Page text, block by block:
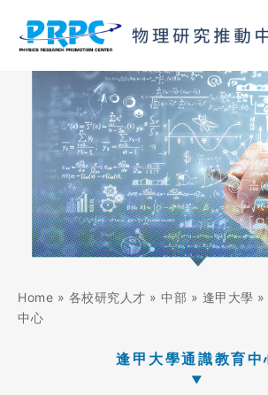
Home » 各校研究人才 » 中部 » 逢甲大學 »
中心
逢甲大學通識教育中
尋
關
鍵